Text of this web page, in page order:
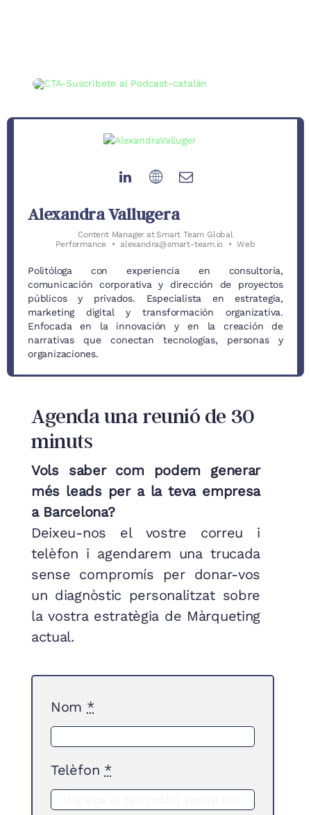
Alexandra Vallugera
Content Manager atSmart Team Global
Performance
• alexandra@smart-team.io • Web
Politóloga con experiencia en consultoría,
comunicación corporativa y dirección de proyectos
públicos y privados. Especialista en estrategia,
marketing digital y transformación organizativa.
Enfocada en la innovación y en la creación de
narrativas que conectan tecnologías, personas y
organizaciones.
Agenda una reunió de 30
minuts
Vols saber com podem generar
més leads per a la teva empresa
a Barcelona?
Deixeu-nos el vostre correu i
telèfon i agendarem una trucada
sense compromís per donar-vos
un diagnòstic personalitzat sobre
la vostra estratègia de Màrqueting
actual.
Nom *
Telèfon *